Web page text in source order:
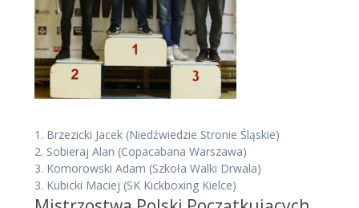
1. Brzezicki Jacek (Niedźwiedzie Stronie Śląskie)
2. Sobieraj Alan (Copacabana Warszawa)
3. Komorowski Adam (Szkoła Walki Drwala)
3. Kubicki Maciej (SK Kickboxing Kielce)